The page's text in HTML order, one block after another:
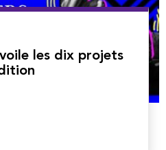
les dix projets